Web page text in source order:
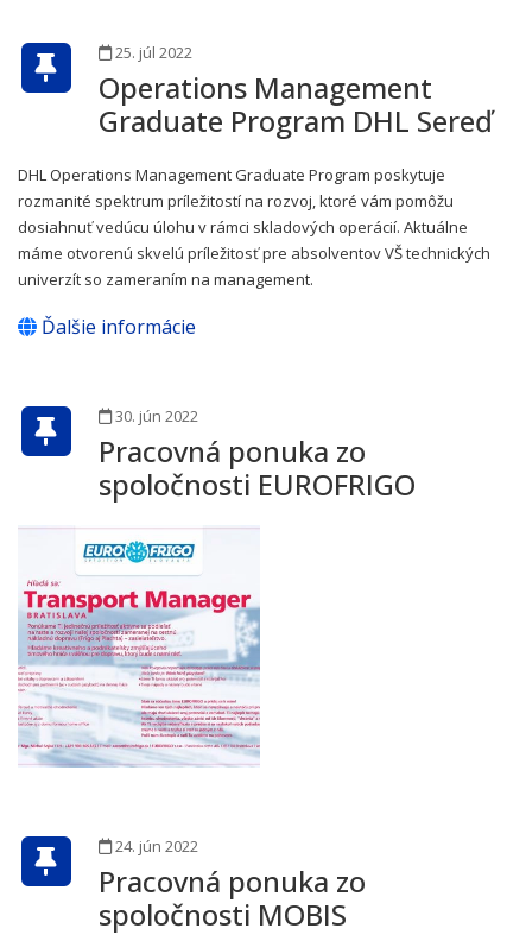
25. júl 2022
Operations Management
Graduate Program DHL Sereď
DHL Operations Management Graduate Program poskytuje
rozmanité spektrum príležitostí na rozvoj, ktoré vám pomôžu
dosiahnuť vedúcu úlohu v rámci skladových operácií. Aktuálne
máme otvorenú skvelú príležitosť pre absolventov VŠ technických
univerzít so zameraním na management.
Ďalšie informácie
30. jún 2022
Pracovná ponuka zo
spoločnosti EUROFRIGO
24. jún 2022
Pracovná ponuka zo
spoločnosti MOBIS